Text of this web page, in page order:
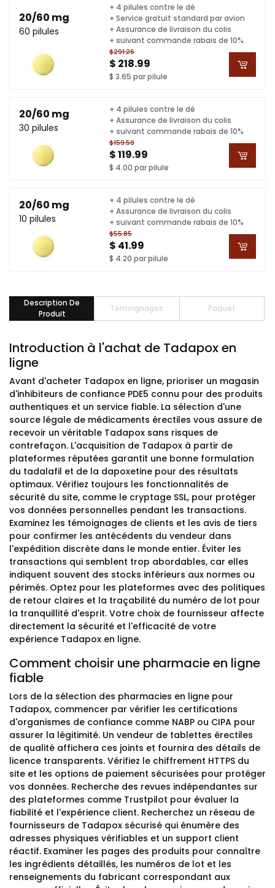
20/60 mg
60 pilules
$291.26
$ 218.99
$ 3.65 par pilule
+ 4 pilules contre le dé
+ Service gratuit standard par avion
+ Assurance de livraison du colis
+ suivant commande rabais de 10%
20/60 mg
30 pilules
$159.59
$ 119.99
$ 4.00 par pilule
+ 4 pilules contre le dé
+ Assurance de livraison du colis
+ suivant commande rabais de 10%
20/60 mg
10 pilules
$55.85
$ 41.99
$ 4.20 par pilule
+ 4 pilules contre le dé
+ Assurance de livraison du colis
+ suivant commande rabais de 10%
Description De
Produit
Témoignages Paquet
Introduction à l'achat de Tadapox en
ligne
Avant d'acheter Tadapox en ligne, prioriser un magasin
d'inhibiteurs de confiance PDE5 connu pour des produits
authentiques et un service fiable. La sélection d'une
source légale de médicaments érectiles vous assure de
recevoir un véritable Tadapox sans risques de
contrefaçon. L'acquisition de Tadapox à partir de
plateformes réputées garantit une bonne formulation
du tadalafil et de la dapoxetine pour des résultats
optimaux. Vérifiez toujours les fonctionnalités de
sécurité du site, comme le cryptage SSL, pour protéger
vos données personnelles pendant les transactions.
Examinez les témoignages de clients et les avis de tiers
pour confirmer les antécédents du vendeur dans
l'expédition discrète dans le monde entier. Éviter les
transactions qui semblent trop abordables, car elles
indiquent souvent des stocks inférieurs aux normes ou
périmés. Optez pour les plateformes avec des politiques
de retour claires et la traçabilité du numéro de lot pour
la tranquillité d'esprit. Votre choix de fournisseur affecte
directement la sécurité et l'efficacité de votre
expérience Tadapox en ligne.
Comment choisir une pharmacie en ligne
fiable
Lors de la sélection des pharmacies en ligne pour
Tadapox, commencer par vérifier les certifications
d'organismes de confiance comme NABP ou CIPA pour
assurer la légitimité. Un vendeur de tablettes érectiles
de qualité affichera ces joints et fournira des détails de
licence transparents. Vérifiez le chiffrement HTTPS du
site et les options de paiement sécurisées pour protéger
vos données. Recherche des revues indépendantes sur
des plateformes comme Trustpilot pour évaluer la
fiabilité et l'expérience client. Recherchez un réseau de
fournisseurs de Tadapox sécurisé qui énumère des
adresses physiques vérifiables et un support client
réactif. Examiner les pages des produits pour connaître
les ingrédients détaillés, les numéros de lot et les
renseignements du fabricant correspondant aux